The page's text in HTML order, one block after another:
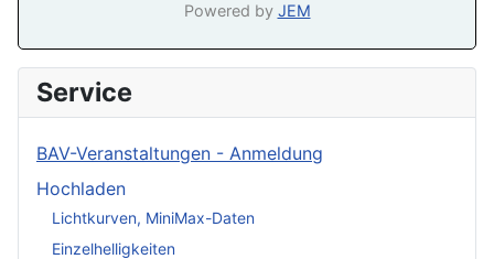
Powered by JEM
Service
BAV-Veranstaltungen - Anmeldung
Hochladen
Lichtkurven, MiniMax-Daten
Einzelhelligkeiten